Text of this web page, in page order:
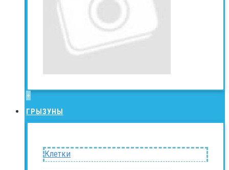
+
ГРЫЗУНЫ
Клетки